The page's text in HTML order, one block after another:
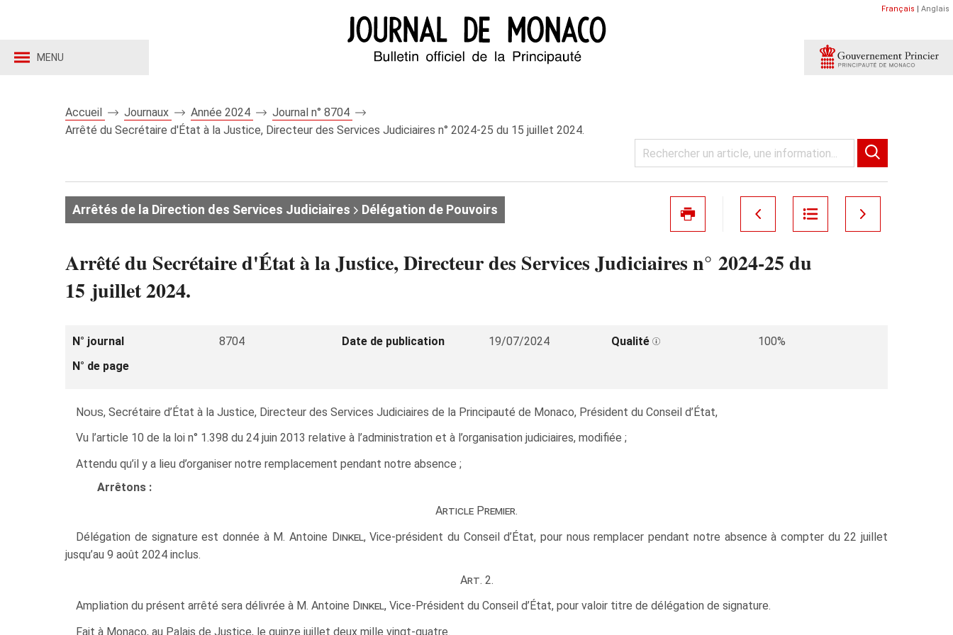
MENU
Français | Anglais
Accueil Journaux Année 2024
Journal n° 8704
Arrêté du Secrétaire d'État à la Justice, Directeur des Services Judiciaires n° 2024‑25 du 15 juillet 2024.
Arrêtés de la Direction des Services Judiciaires Délégation de Pouvoirs
Arrêté du Secrétaire d'État à la Justice, Directeur des Services Judiciaires n° 2024‑25 du
15 juillet 2024.
N° journal 8704 Date de publication 19/07/2024 Qualité
100%
N° de page
Nous, Secrétaire d’État à la Justice, Directeur des Services Judiciaires de la Principauté de Monaco, Président du Conseil d’État,
Vu l’article 10 de la loi n° 1.398 du 24 juin 2013 relative à l’administration et à l’organisation judiciaires, modifiée ;
Attendu qu’il y a lieu d’organiser notre remplacement pendant notre absence ;
Arrêtons :
Article Premier.
Délégation de signature est donnée à M. Antoine Dinkel, Vice-président du Conseil d’État, pour nous remplacer pendant notre absence à compter du 22 juillet
jusqu’au 9 août 2024 inclus.
Art. 2.
Ampliation du présent arrêté sera délivrée à M. Antoine Dinkel, Vice-Président du Conseil d’État, pour valoir titre de délégation de signature.
Fait à Monaco, au Palais de Justice, le quinze juillet deux mille vingt-quatre.